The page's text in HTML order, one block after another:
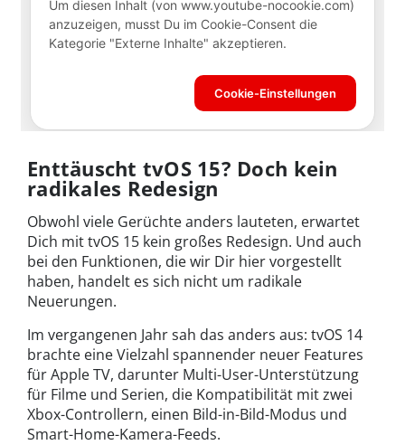
Enttäuscht tvOS 15? Doch kein
radikales Redesign
Obwohl viele Gerüchte anders lauteten, erwartet
Dich mit tvOS 15 kein großes Redesign. Und auch
bei den Funktionen, die wir Dir hier vorgestellt
haben, handelt es sich nicht um radikale
Neuerungen.
Im vergangenen Jahr sah das anders aus: tvOS 14
brachte eine Vielzahl spannender neuer Features
für Apple TV, darunter Multi-User-Unterstützung
für Filme und Serien, die Kompatibilität mit zwei
Xbox-Controllern, einen Bild-in-Bild-Modus und
Smart-Home-Kamera-Feeds.